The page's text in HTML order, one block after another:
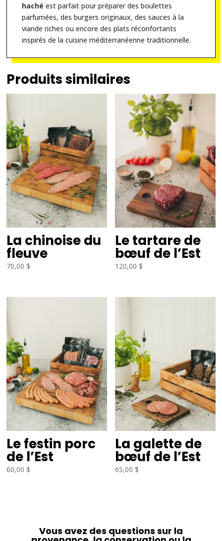
haché est parfait pour préparer des boulettes
parfumées, des burgers originaux, des sauces à la
viande riches ou encore des plats réconfortants
inspirés de la cuisine méditerranéenne traditionnelle.
Produits similaires
La chinoise du
fleuve
70,00 $
Le tartare de
bœuf de l’Est
120,00 $
Le festin porc
de l’Est
60,00 $
La galette de
bœuf de l’Est
65,00 $
Vous avez des questions sur la